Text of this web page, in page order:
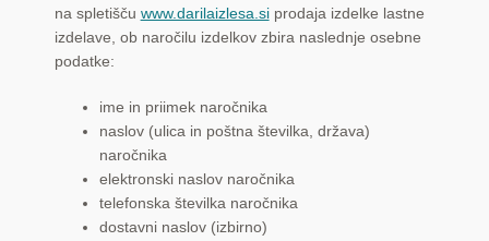
na spletišču www.darilaizlesa.siprodaja izdelke lastne
izdelave, ob naročilu izdelkov zbira naslednje osebne
podatke:
ime in priimek naročnika
naslov (ulica in poštna številka, država)
naročnika
elektronski naslov naročnika
telefonska številka naročnika
dostavni naslov (izbirno)